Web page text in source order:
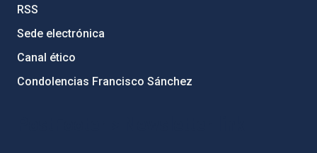
RSS
Sede electrónica
Canal ético
Condolencias Francisco Sánchez